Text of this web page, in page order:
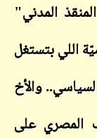
المدني"
اللي بتستغل
والأخ
المصري على